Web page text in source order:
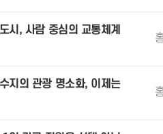
시, 사람 중심의 교통체계
지의 관광 명소화, 이제는